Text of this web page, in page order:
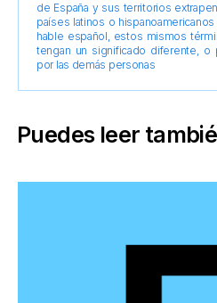
de España y sus territorios
países latinos o
hable español, estos mismos
tengan un significado diferente, o
por las demás personas
Puedes leer